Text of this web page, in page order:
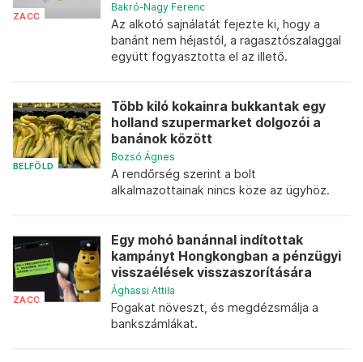
ZACC
Bakró-Nagy Ferenc
Az alkotó sajnálatát fejezte ki, hogy a
banánt nem héjastól, a ragasztószalaggal
együtt fogyasztotta el az illető.
BELFÖLD
Több kiló kokainra bukkantak egy
holland szupermarket dolgozói a
banánok között
Bozsó Ágnes
A rendőrség szerint a bolt
alkalmazottainak nincs köze az ügyhöz.
ZACC
Egy mohó banánnal indítottak
kampányt Hongkongban a pénzügyi
visszaélések visszaszorítására
Ághassi Attila
Fogakat növeszt, és megdézsmálja a
bankszámlákat.